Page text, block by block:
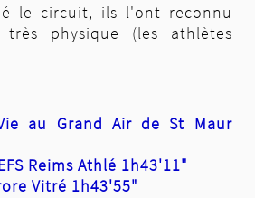
le circuit, ils l'ont reconnu
physique (les athlètes
au Grand Air de St Maur
Reims Athlé 1h43'11"
Vitré 1h43'55"